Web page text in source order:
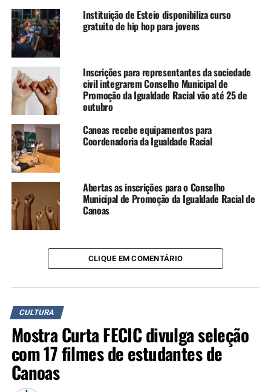
TÓPICOS RELACIONADOS: COORDENADORIA
HIP HOP
IGUALDADE RACIAL
A SEGUIR UP
Grupo TIA representa Canoas na programação do maior
festival circense do Estado
NÃO SE ESQUEÇA
Segundo Esteio em Dança Festival está com inscrições
abertas
Instituição de Esteio disponibiliza curso
gratuito de hip hop para jovens
Inscrições para representantes da sociedade
civil integrarem Conselho Municipal de
Promoção da Igualdade Racial vão até 25 de
outubro
Canoas recebe equipamentos para
Coordenadoria da Igualdade Racial
Abertas as inscrições para o Conselho
Municipal de Promoção da Igualdade Racial de
Canoas
CLIQUE EM COMENTÁRIO
CULTURA
Mostra Curta FECIC divulga seleção
com 17 filmes de estudantes de
Canoas